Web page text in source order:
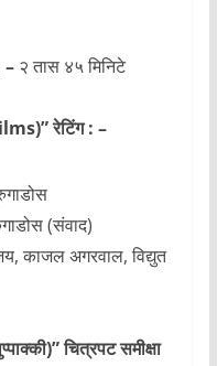
– २ तास ४५ मिनिटे
” रेटिंग : –
(संवाद)
काजल अगरवाल, विद्युत
चित्रपट समीक्षा